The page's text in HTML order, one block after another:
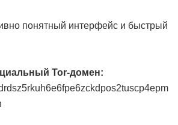
понятный интерфейс и быстрый
Tor-домен: